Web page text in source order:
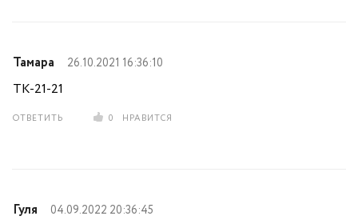
Тамара 26.10.2021 16:36:10
ТК-21-21
ОТВЕТИТЬ 0 НРАВИТСЯ
Гуля 04.09.2022 20:36:45